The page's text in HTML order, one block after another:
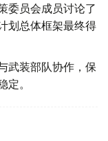
委员会成员讨论了
划总体框架最终得
武装部队协作，保
。